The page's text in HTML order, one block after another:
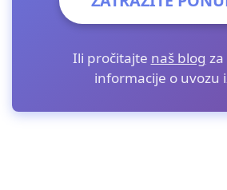
Ili pročitajte naš blog
informacije o uvozu